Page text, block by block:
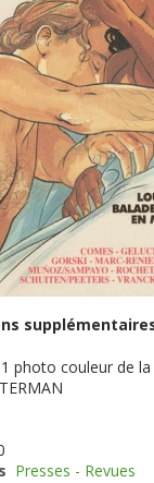
1 photo couleur de
Presses - Revues